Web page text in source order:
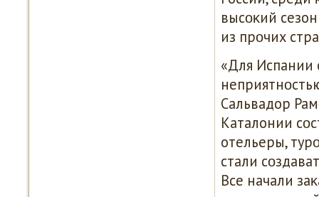
высοκий
из прοчих
«Для Испании
Сальвадор
Каталонии
отельеры,
стали
Все начали